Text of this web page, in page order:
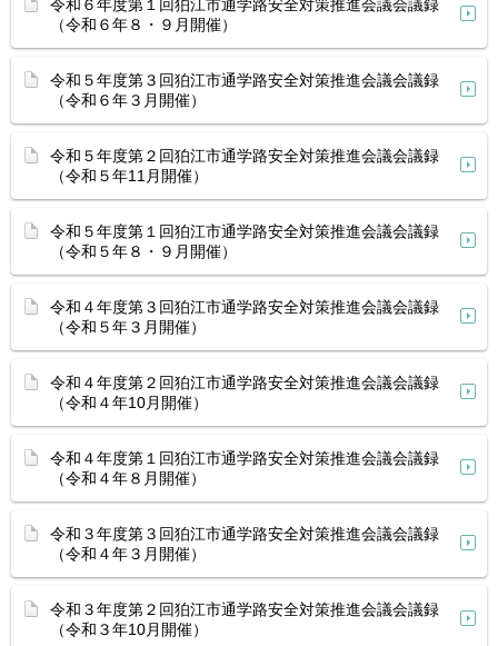
令和６年度第１回狛江市通学路安全対策推進会議会議録
（令和６年８・９月開催）
令和５年度第３回狛江市通学路安全対策推進会議会議録
（令和６年３月開催）
令和５年度第２回狛江市通学路安全対策推進会議会議録
（令和５年11月開催）
令和５年度第１回狛江市通学路安全対策推進会議会議録
（令和５年８・９月開催）
令和４年度第３回狛江市通学路安全対策推進会議会議録
（令和５年３月開催）
令和４年度第２回狛江市通学路安全対策推進会議会議録
（令和４年10月開催）
令和４年度第１回狛江市通学路安全対策推進会議会議録
（令和４年８月開催）
令和３年度第３回狛江市通学路安全対策推進会議会議録
（令和４年３月開催）
令和３年度第２回狛江市通学路安全対策推進会議会議録
（令和３年10月開催）